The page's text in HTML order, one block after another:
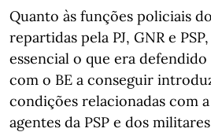
Quanto às funções policiais
repartidas pela PJ, GNR e
essencial o que era
com o BE a conseguir
condições relacionadas com
agentes da PSP e dos